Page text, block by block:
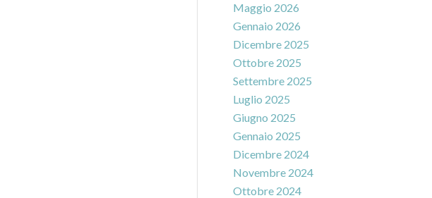
Maggio 2026
Gennaio 2026
Dicembre 2025
Ottobre 2025
Settembre 2025
Luglio 2025
Giugno 2025
Gennaio 2025
Dicembre 2024
Novembre 2024
Ottobre 2024